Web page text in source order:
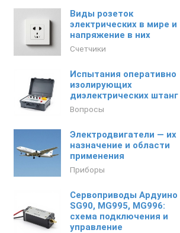
Виды розеток
электрических в мире и
напряжение в них
Счетчики
Испытания оперативно
изолирующих
диэлектрических штанг
Вопросы
Электродвигатели — их
назначение и области
применения
Приборы
Сервоприводы Ардуино
SG90, MG995, MG996:
схема подключения и
управление